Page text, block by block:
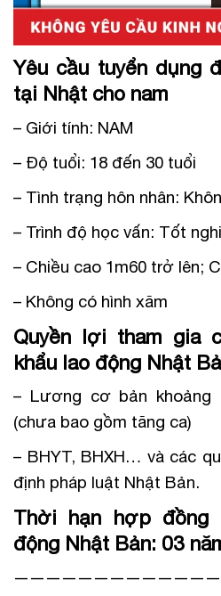
Yêu cầu tuyển dụng
tại Nhật cho nam
– Giới tính: NAM
– Độ tuổi: 18 đến 30 tuổi
– Tình trạng hôn nhân:
– Trình độ học vấn: Tốt
– Chiều cao 1m60 trở lên;
– Không có hình xăm
Quyền lợi tham gia
khẩu lao động Nhật
– Lương cơ bản khoảng
(chưa bao gồm tăng ca)
– BHYT, BHXH… và các
định pháp luật Nhật Bản.
Thời hạn hợp đồng
động Nhật Bản: 03